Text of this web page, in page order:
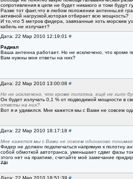
сопротивления в цепи не будет никакого и токи будут
Разве тот факт,что в любом положении антенны,её
активной нагрузкой,которая отбирает всю мощность?
И то,что 5 метров фидера, завязанные хоть морским
кабель не излучает?
Дата: 22 Мар 2010 12:19:01 #
Радиал
Ваша антенна работает. Но не исключено, что кроме
Вам нужны мои ответы на них?
Дата: 22 Мар 2010 13:00:08 #
Но не исключено, что кроме полотна, ещё не хило
Он будет излучать 0,1 % от подводимой мощности в
ответы на них?
Вот я и удивился. Мне кажется мы с Вами не совсем
Дата: 22 Мар 2010 18:17:18 #
Мне кажется мы с Вами не совсем одинаково
Фидер не должен подключаться напрямую к полотну
собой обмоткой автотранса, уменьшает сдвиг фазы
этого нет на практике, считайте моё замечание
73!
Дата: 22 Мар 2010 18:51:39 #